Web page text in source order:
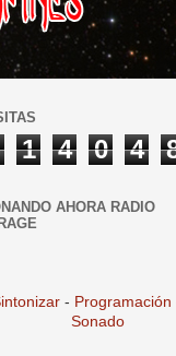
1 4 0 4
AHORA RADIO
- Programación
Sonado